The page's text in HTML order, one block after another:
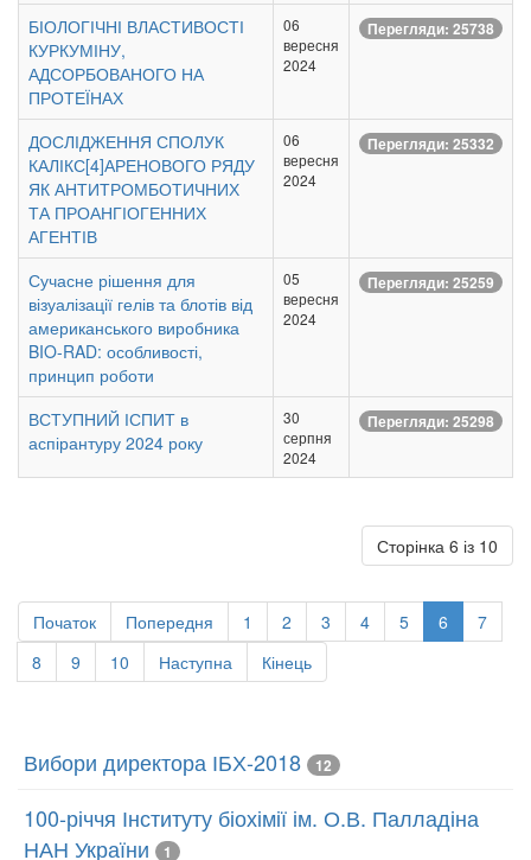
БІОЛОГІЧНІ ВЛАСТИВОСТІ
КУРКУМІНУ,
АДСОРБОВАНОГО НА
ПРОТЕЇНАХ
06
вересня
2024
Перегляди: 25738
ДОСЛІДЖЕННЯ СПОЛУК
КАЛІКС[4]АРЕНОВОГО РЯДУ
ЯК АНТИТРОМБОТИЧНИХ
ТА ПРОАНГІОГЕННИХ
АГЕНТІВ
06
вересня
2024
Перегляди: 25332
Сучасне рішення для
візуалізації гелів та блотів від
американського виробника
BIO-RAD: особливості,
принцип роботи
05
вересня
2024
Перегляди: 25259
ВСТУПНИЙ ІСПИТ в
аспірантуру 2024 року
30
серпня
2024
Перегляди: 25298
Сторінка 6 із 10
Початок Попередня 1 2 3 4 5 6
7
8
9 10 Наступна Кінець
Вибори директора ІБХ-2018 12
100-річчя Інституту біохімії ім. О.В. Палладіна
НАН України
1